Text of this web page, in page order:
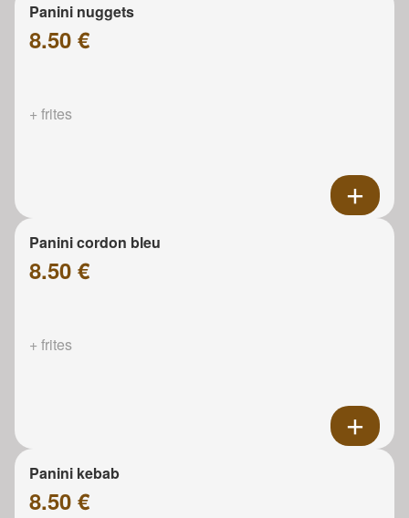
Panini nuggets
8.50 €
+ frites
Panini cordon bleu
8.50 €
+ frites
Panini kebab
8.50 €